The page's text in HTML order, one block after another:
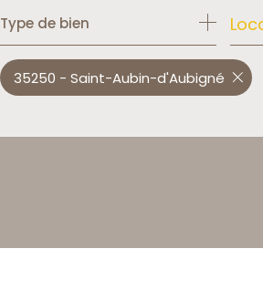
de
du neuf
Type de bien
35250 - Saint-Aubin-d'Aubigné